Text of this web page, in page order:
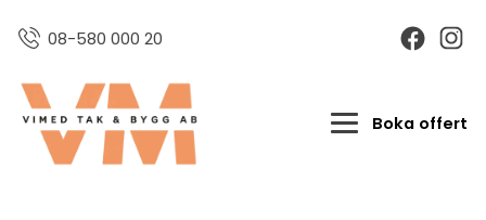
08-580 000 20
Boka offert